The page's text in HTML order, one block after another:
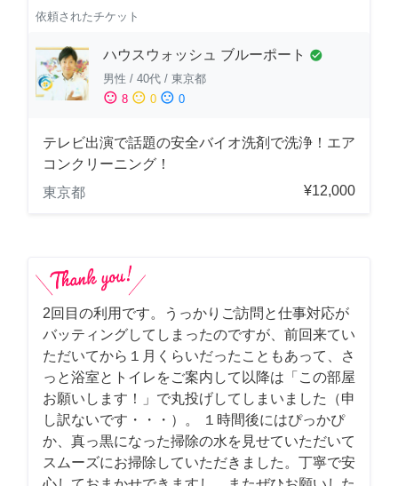
依頼されたチケット
ハウスウォッシュ ブルーポート check_circle
男性 / 40代 / 東京都
sentiment_satisfied 8 sentiment_neutral 0 sentiment_dissatisfied 0
テレビ出演で話題の安全バイオ洗剤で洗浄！エア
コンクリーニング！
東京都
¥12,000
2回目の利用です。うっかりご訪問と仕事対応が
バッティングしてしまったのですが、前回来てい
ただいてから１月くらいだったこともあって、さ
っと浴室とトイレをご案内して以降は「この部屋
お願いします！」で丸投げしてしまいました（申
し訳ないです・・・）。 １時間後にはぴっかぴ
か、真っ黒になった掃除の水を見せていただいて
スムーズにお掃除していただきました。丁寧で安